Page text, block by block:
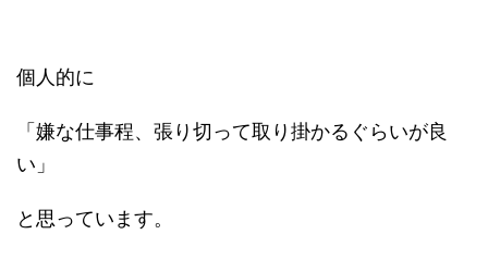
個人的に
「嫌な仕事程、張り切って取り掛かるぐらいが良
い」
と思っています。